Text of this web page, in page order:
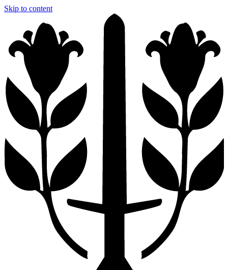
Skip to content